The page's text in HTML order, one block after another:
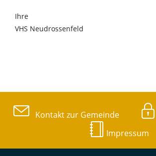
Ihre
VHS Neudrossenfeld
Kontakt zur Gemeinde
Impressum